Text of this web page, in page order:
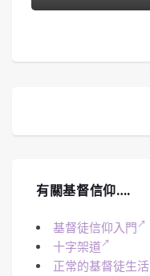
有關基督信仰….
基督徒信仰入門
十字架道
正常的基督徒生活